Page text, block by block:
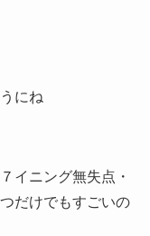
にね
イニング無失点・
だけでもすごいの